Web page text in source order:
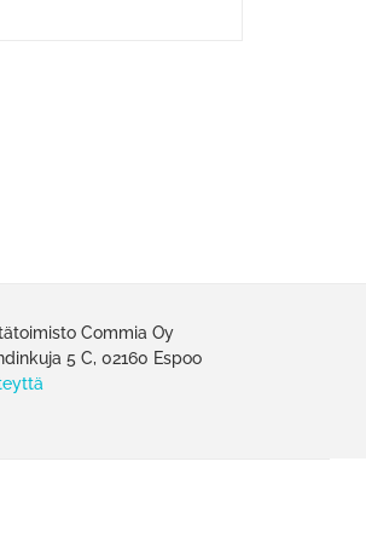
Commia Oy
5 C, 02160 Espoo